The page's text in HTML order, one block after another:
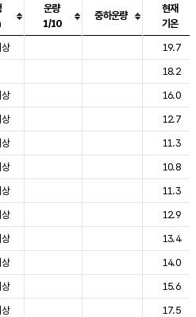
기온, 강수, 바람, 기압등을 안내한 표입
운량
1/10
중하운량
현재
기온
19.7
18.2
16.0
12.7
11.3
10.8
11.3
12.9
13.4
14.0
15.6
17.5